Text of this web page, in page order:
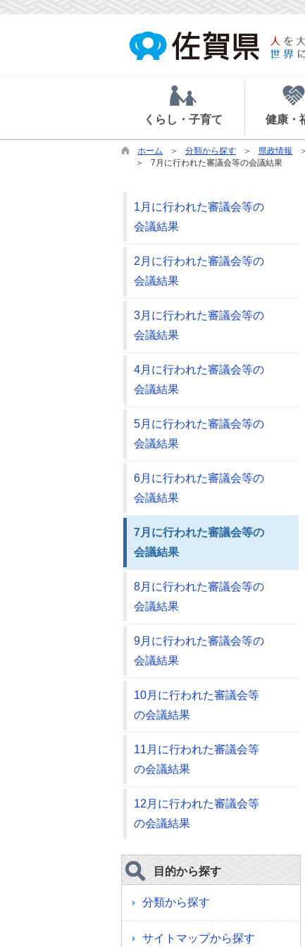
くらし・子育て 健康・
ホーム 分類から探す 県政情報
7月に行われた審議会等の会議結果
1月に行われた審議会等の
会議結果
2月に行われた審議会等の
会議結果
3月に行われた審議会等の
会議結果
4月に行われた審議会等の
会議結果
5月に行われた審議会等の
会議結果
6月に行われた審議会等の
会議結果
7月に行われた審議会等の
会議結果
8月に行われた審議会等の
会議結果
9月に行われた審議会等の
会議結果
10月に行われた審議会等
の会議結果
11月に行われた審議会等
の会議結果
12月に行われた審議会等
の会議結果
目的から探す
分類から探す
サイトマップから探す